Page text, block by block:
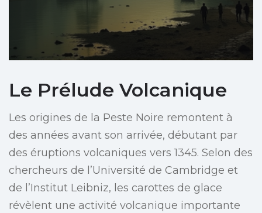
Le Prélude Volcanique
Les origines de la Peste Noire remontent à
des années avant son arrivée, débutant par
des éruptions volcaniques vers 1345. Selon des
chercheurs de l’Université de Cambridge et
de l’Institut Leibniz, les carottes de glace
révèlent une activité volcanique importante